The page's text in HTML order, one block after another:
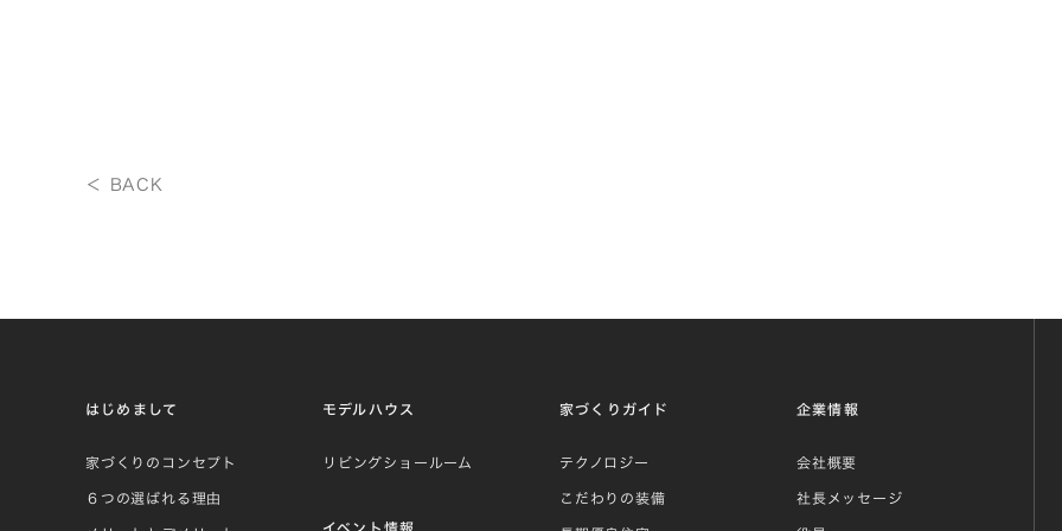
＜ BACK
はじめまして
家づくりのコンセプト
６つの選ばれる理由
モデルハウス
リビングショールーム
イベント情報
家づくりガイド
テクノロジー
こだわりの装備
企業情報
会社概要
社長メッセージ